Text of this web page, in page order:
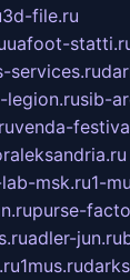
3d-file.ru
uafoot-
services.ru
legion.rusib-
venda-
msk.ru1-
purse-
adler-jun.ru
1mus.ru